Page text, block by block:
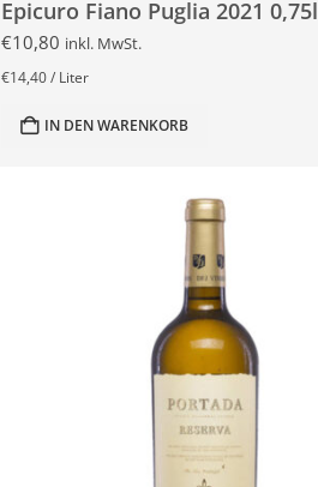
Epicuro Fiano Puglia 2021 0,75l
€10,80 inkl. MwSt.
€14,40/ Liter
IN DEN WARENKORB